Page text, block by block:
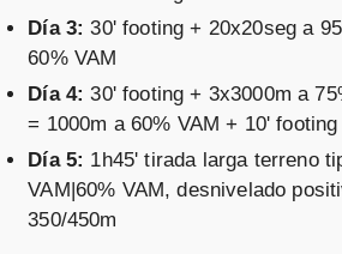
Día 3: 30' footing + 20x20seg a
60% VAM
Día 4: 30' footing + 3x3000m a
= 1000m a 60% VAM + 10' footing
Día 5: 1h45' tirada larga terreno
VAM|60% VAM, desnivelado
350/450m